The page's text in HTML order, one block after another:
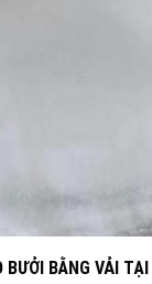
BƯỞI BẰNG VẢI